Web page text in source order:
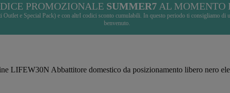
PROMOZIONALE SUMMER7AL MOMENTO
Outlet e Special Pack) e con altrI codici sconto cumulabili. In questo periodo ti consigliamo
benvenuto.
LIFEW30N Abbattitore domestico da posizionamento libero nero